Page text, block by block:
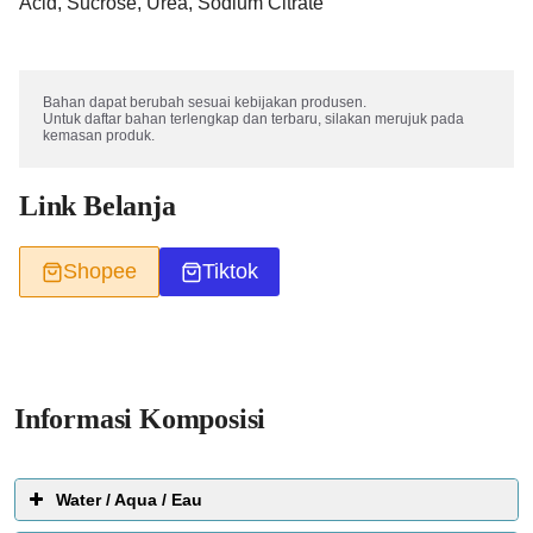
Bahan dapat berubah sesuai kebijakan produsen.
Untuk daftar bahan terlengkap dan terbaru, silakan merujuk pada
kemasan produk.
Link Belanja
Shopee Tiktok
Informasi Komposisi
Water / Aqua / Eau